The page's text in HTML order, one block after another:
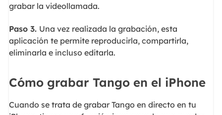
grabar la videollamada.
Paso 3. Una vez realizada la grabación, esta
aplicación te permite reproducirla, compartirla,
eliminarla e incluso editarla.
Cómo grabar Tango en el iPhone
Cuando se trata de grabar Tango en directo en tu